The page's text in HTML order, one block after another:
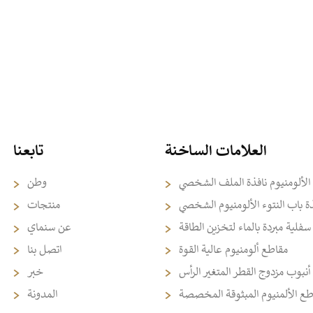
تابعنا
وطن
منتجات
عن سنماي
اتصل بنا
خبر
المدونة
العلامات الساخنة
الألومنيوم نافذة الملف الشخصي
باب النتوء الألومنيوم الشخصي
مبردة بالماء لتخزين الطاقة
مقاطع ألومنيوم عالية القوة
أنبوب مزدوج القطر المتغير الرأس
الألمنيوم المبثوقة المخصصة